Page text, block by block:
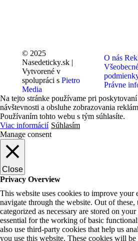
© 2025
Nasedeticky.sk |
Vytvorené v
spolupráci s Pietro
Media
O nás
Právne
Na tejto stránke používame pri
návštevnosti a obsluhe zobrazovania
Používaním tohto webu s tým súhlasíte.
Viac informácií Súhlasím
Manage consent
Close
Privacy Overview
This website uses cookies to improve your
navigate through the website. Out of these,
categorized as necessary are stored on
essential for the working of basic
also use third-party cookies that help us
you use this website. These cookies will